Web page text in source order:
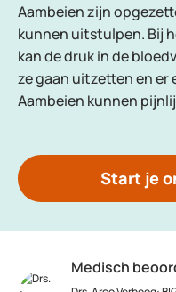
Aambeien zijn
kunnen uitstulpen. Bij
kan de druk in de
ze gaan uitzetten en
Aambeien kunnen
Start je
Medisch